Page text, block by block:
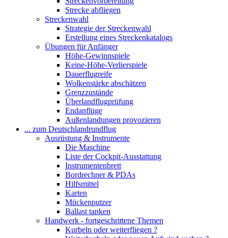
Strecke abfliegen
Streckenwahl
Strategie der Streckenwahl
Erstellung eines Streckenkatalogs
Übungen für Anfänger
Höhe-Gewinnspiele
Keine-Höhe-Verlierspiele
Dauerflugreife
Wolkenstärke abschätzen
Grenzzustände
Überlandflugprüfung
Endanflüge
Außenlandungen provozieren
... zum Deutschlandrundflug
Ausrüstung & Instrumente
Die Maschine
Liste der Cockpit-Ausstattung
Instrumentenbrett
Bordrechner & PDAs
Hilfsmittel
Karten
Mückenputzer
Ballast tanken
Handwerk - fortgeschrittene Themen
Kurbeln oder weiterfliegen ?